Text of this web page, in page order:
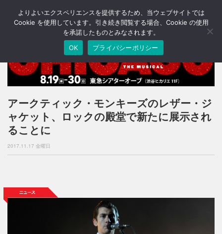
T
o
n
v
i
g
a
n
アークティック・モンキーズのレザー・ジ
ャケット、ロックの殿堂で新たに展示され
ることに
2017.11.17 金曜日
よりよいエクスペリエンスを提供するため、当ウェブサイトでは
Cookie を使用しています。引き続き閲覧する場合、Cookie の使用
を承諾したものとみなされます。
OK
プライバシーポリシー